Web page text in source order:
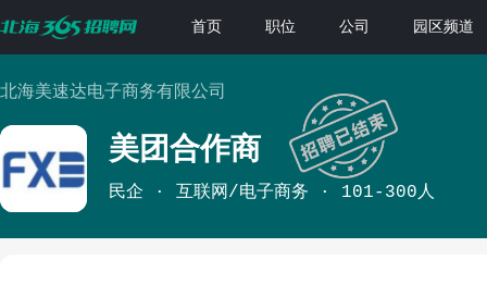
首页 职位 公司 园区频道
北海美速达电子商务有限公司
美团合作商
民企 互联网/电子商务 101-300人